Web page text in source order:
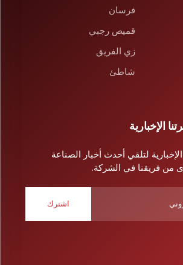
فرسان
قميص رجبي
زي الفريق
شاطئ
الإخبارية
لتلقي أحدث أخبار الصناعة
من فريقنا في الشركة.
اشترك